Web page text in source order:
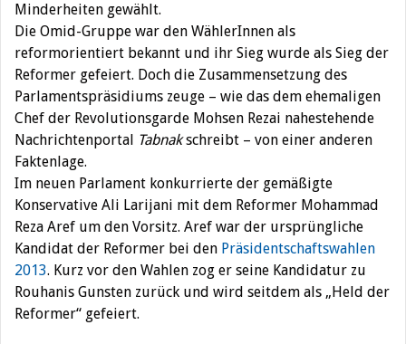
Minderheiten gewählt.
Die Omid-Gruppe war den WählerInnen als
reformorientiert bekannt und ihr Sieg wurde als Sieg der
Reformer gefeiert. Doch die Zusammensetzung des
Parlamentspräsidiums zeuge – wie das dem ehemaligen
Chef der Revolutionsgarde Mohsen Rezai nahestehende
Nachrichtenportal Tabnakschreibt – von einer anderen
Faktenlage.
Im neuen Parlament konkurrierte der gemäßigte
Konservative Ali Larijani mit dem Reformer Mohammad
Reza Aref um den Vorsitz. Aref war der ursprüngliche
Kandidat der Reformer bei den Präsidentschaftswahlen
2013. Kurz vor den Wahlen zog er seine Kandidatur zu
Rouhanis Gunsten zurück und wird seitdem als „Held der
Reformer“ gefeiert.